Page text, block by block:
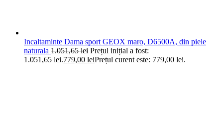
Incaltaminte Dama sport GEOX maro, D6500A, din piele
naturala 1.051,65lei Prețul inițial a fost:
1.051,65 lei.779,00 leiPrețul curent este: 779,00 lei.